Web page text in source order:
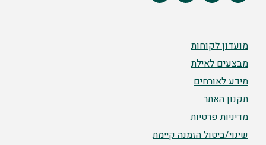
מועדון לקוחות
מבצעים לאילת
מידע לאורחים
תקנון האתר
מדיניות פרטיות
שינוי/ביטול הזמנה קיימת